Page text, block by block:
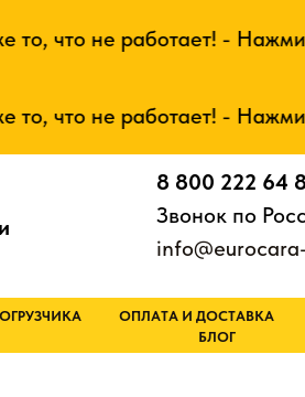
работает! - Нажмите
работает! - Нажмите
8 800 222 64
Звонок по
ОПЛАТА И ДОСТАВКА
БЛОГ